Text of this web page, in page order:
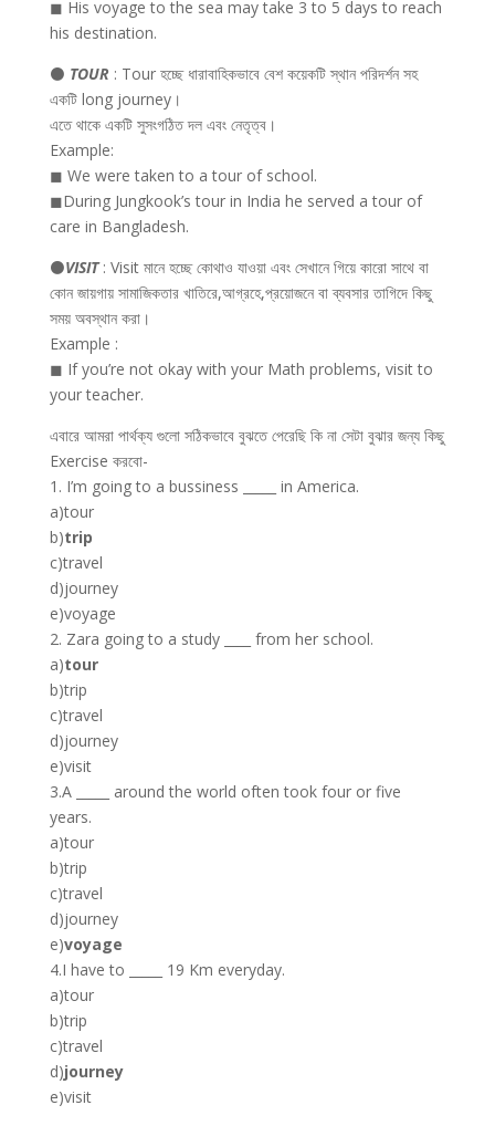
◼ His voyage to the sea may take 3 to 5 days to reach
his destination.
⚫ TOUR : Tour হচ্ছে ধারাবাহিকভাবে বেশ কয়েকটি স্থান পরিদর্শন সহ
একটি long journey।
এতে থাকে একটি সুসংগঠিত দল এবং নেতৃত্ব।
Example:
◼ We were taken to a tour of school.
◼During Jungkook’s tour in India he served a tour of
care in Bangladesh.
⚫VISIT: Visit মানে হচ্ছে কোথাও যাওয়া এবং সেখানে গিয়ে কারো সাথে বা
কোন জায়গায় সামাজিকতার খাতিরে,আগ্রহে,প্রয়োজনে বা ব্যবসার তাগিদে কিছু
সময় অবস্থান করা।
Example :
◼ If you’re not okay with your Math problems, visit to
your teacher.
এবারে আমরা পার্থক্য গুলো সঠিকভাবে বুঝতে পেরেছি কি না সেটা বুঝার জন্য কিছু
Exercise করবো-
1. I’m going to a bussiness _____ in America.
a)tour
b)trip
c)travel
d)journey
e)voyage
2. Zara going to a study ____ from her school.
a)tour
b)trip
c)travel
d)journey
e)visit
3.A _____ around the world often took four or five
years.
a)tour
b)trip
c)travel
d)journey
e)voyage
4.I have to _____ 19 Km everyday.
a)tour
b)trip
c)travel
d)journey
e)visit